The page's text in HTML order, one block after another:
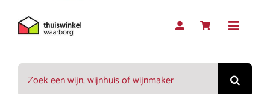
Toggle
Rood
Zoeken
naar: